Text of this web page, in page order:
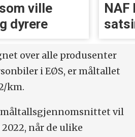
ville
dyrere
over alle produsenter
i EØS, er måltallet
km.
vil
når de ulike